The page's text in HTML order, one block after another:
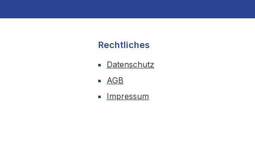
Rechtliches
Datenschutz
AGB
Impressum